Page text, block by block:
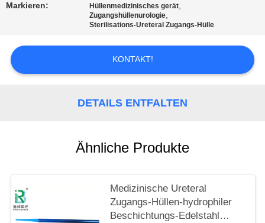
PRIVACY
Markieren: Hüllenmedizinisches gerät,
Zugangshüllenurologie,
Sterilisations-Ureteral Zugangs-Hülle
KONTAKT!
DETAILS ENTFALTEN
Ähnliche Produkte
Medizinische Ureteral
Zugangs-Hüllen-hydrophiler
Beschichtungs-Edelstahl